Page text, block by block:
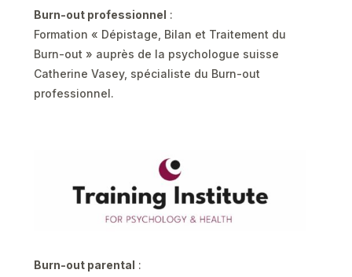
Burn-out professionnel :
Formation « Dépistage, Bilan et Traitement du
Burn-out » auprès de la psychologue suisse
Catherine Vasey, spécialiste du Burn-out
professionnel.
Burn-out parental :